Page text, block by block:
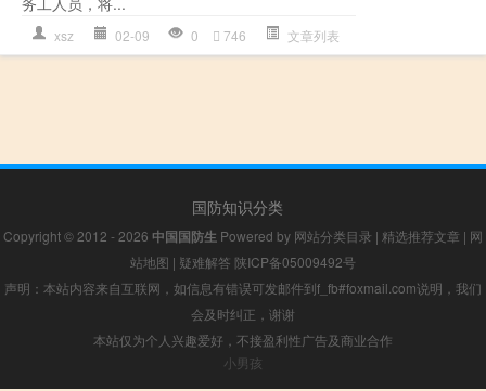
xsz 02-09 0 746 文章列表
国防知识分类
Copyright © 2012 - 2026 中国国防生 Powered by 网站分类目录 | 精选推荐文章 | 网
站地图 | 疑难解答 陕ICP备05009492号
声明：本站内容来自互联网，如信息有错误可发邮件到f_fb#foxmail.com说明，我们
会及时纠正，谢谢
本站仅为个人兴趣爱好，不接盈利性广告及商业合作
小男孩